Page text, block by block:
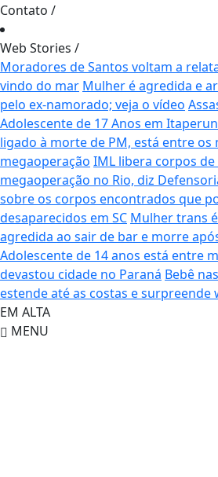
Contato /
Web Stories /
Moradores de Santos voltam a
vindo do mar Mulher é agredida e
pelo ex-namorado; veja o vídeo
Adolescente de 17 Anos em
ligado à morte de PM, está entre os
megaoperação IML libera corpos
megaoperação no Rio, diz
sobre os corpos encontrados que
desaparecidos em SC Mulher trans
agredida ao sair de bar e morre
Adolescente de 14 anos está entre
devastou cidade no Paraná Bebê
estende até as costas e surpreende
EM ALTA
MENU